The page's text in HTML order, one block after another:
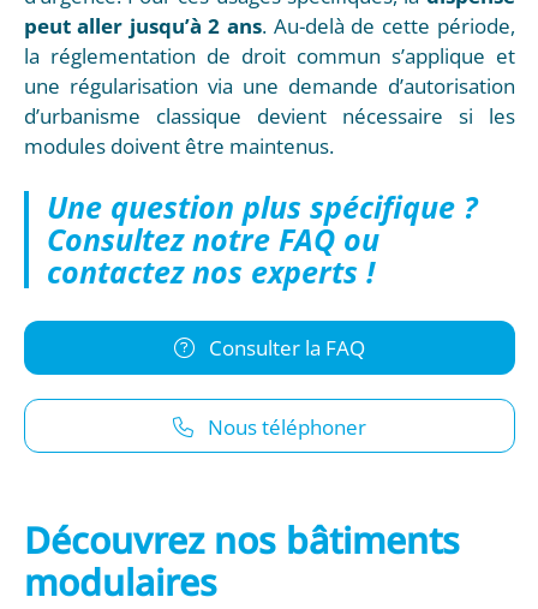
peut aller jusqu’à 2 ans. Au-delà de cette période,
la réglementation de droit commun s’applique et
une régularisation via une demande d’autorisation
d’urbanisme classique devient nécessaire si les
modules doivent être maintenus.
Une question plus spécifique ?
Consultez notre FAQ ou
contactez nos experts !
Consulter la FAQ
Nous téléphoner
Découvrez nos bâtiments
modulaires